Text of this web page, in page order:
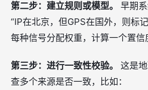
第二步：建立规则或模型。
早期
“IP在北京，但GPS在国外，则标
每种信号分配权重，计算一个置信
第三步：进行一致性校验。
这是
查多个来源是否一致，比如：